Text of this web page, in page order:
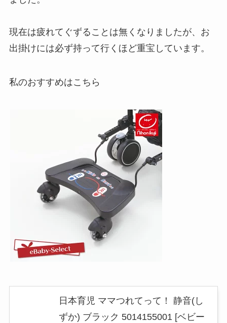
現在は疲れてぐずることは無くなりましたが、お
出掛けには必ず持って行くほど重宝しています。
私のおすすめはこちら
日本育児 ママつれてって！ 静音(し
ずか) ブラック 5014155001 [ベビー